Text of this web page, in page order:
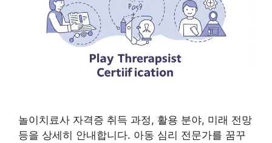
놀이치료사 자격증 취득 과정, 활용 분야, 미래 전망
등을 상세히 안내합니다. 아동 심리 전문가를 꿈꾸